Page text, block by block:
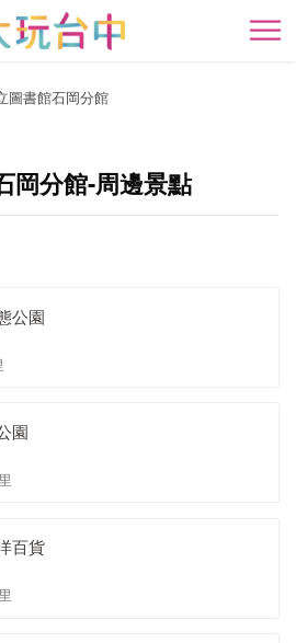
開
圖書館石岡分館
岡分館-周邊景點
公園
園
百貨